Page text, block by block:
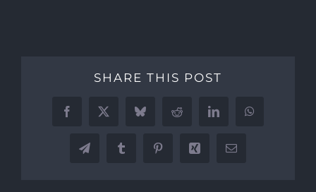
SHARE THIS POST
Facebook
X BlueskyReddit LinkedInWhatsApp
TelegramTumblr PinterestXing Email